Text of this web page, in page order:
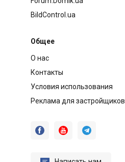
BildControl.ua
Общее
О нас
Контакты
Условия использования
Реклама для застройщиков
  